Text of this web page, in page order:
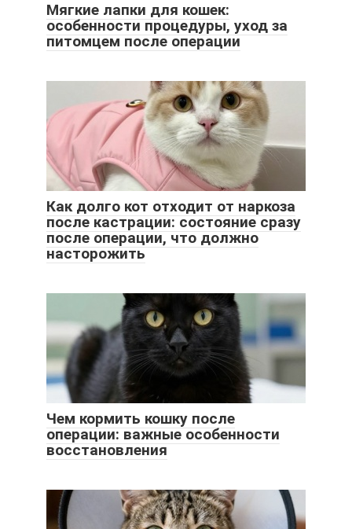
Мягкие лапки для кошек:
особенности процедуры, уход за
питомцем после операции
Как долго кот отходит от наркоза
после кастрации: состояние сразу
после операции, что должно
насторожить
Чем кормить кошку после
операции: важные особенности
восстановления